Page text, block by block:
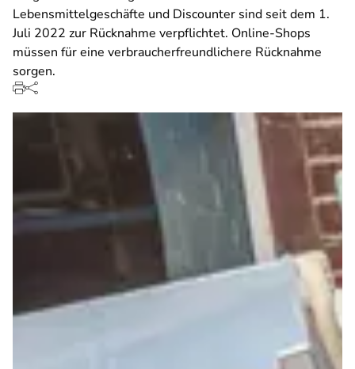
Lebensmittelgeschäfte und Discounter sind seit dem 1.
Juli 2022 zur Rücknahme verpflichtet. Online-Shops
müssen für eine verbraucherfreundlichere Rücknahme
sorgen.